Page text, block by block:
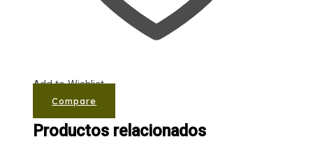
Add to Wishlist
Compare
Productos relacionados